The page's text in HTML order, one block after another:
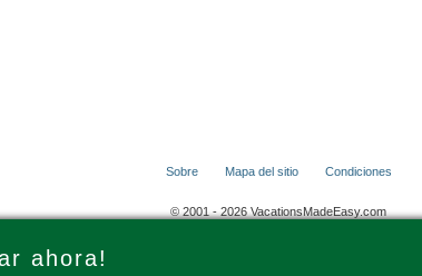
ahora!
Sobre Mapa del sitio Condiciones
© 2001 - 2026 VacationsMadeEasy.com